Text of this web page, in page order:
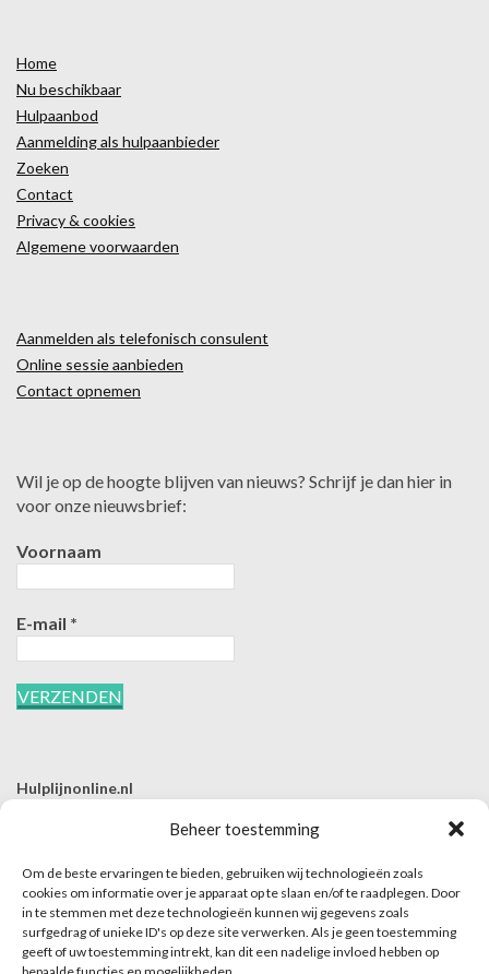
Beheer toestemming
Om de beste ervaringen te bieden, gebruiken wij technologieën zoals
cookies om informatie over je apparaat op te slaan en/of te raadplegen. Door
in te stemmen met deze technologieën kunnen wij gegevens zoals
surfgedrag of unieke ID's op deze site verwerken. Als je geen toestemming
geeft of uw toestemming intrekt, kan dit een nadelige invloed hebben op
Home
Nu beschikbaar
Hulpaanbod
Aanmelding als hulpaanbieder
Zoeken
Contact
Privacy & cookies
Algemene voorwaarden
Aanmelden als telefonisch consulent
Online sessie aanbieden
Contact opnemen
Wil je op de hoogte blijven van nieuws? Schrijf je dan hier in
voor onze nieuwsbrief:
Voornaam
E-mail *
Hulplijnonline.nl
E | info@hulplijnonline.nl
Contactformulier
Over Hulplijnonline.nl
Het team van Hulplijnonline.nl